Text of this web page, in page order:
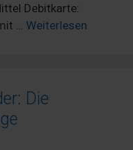
Debitkarte:
… Weiterlesen
Die